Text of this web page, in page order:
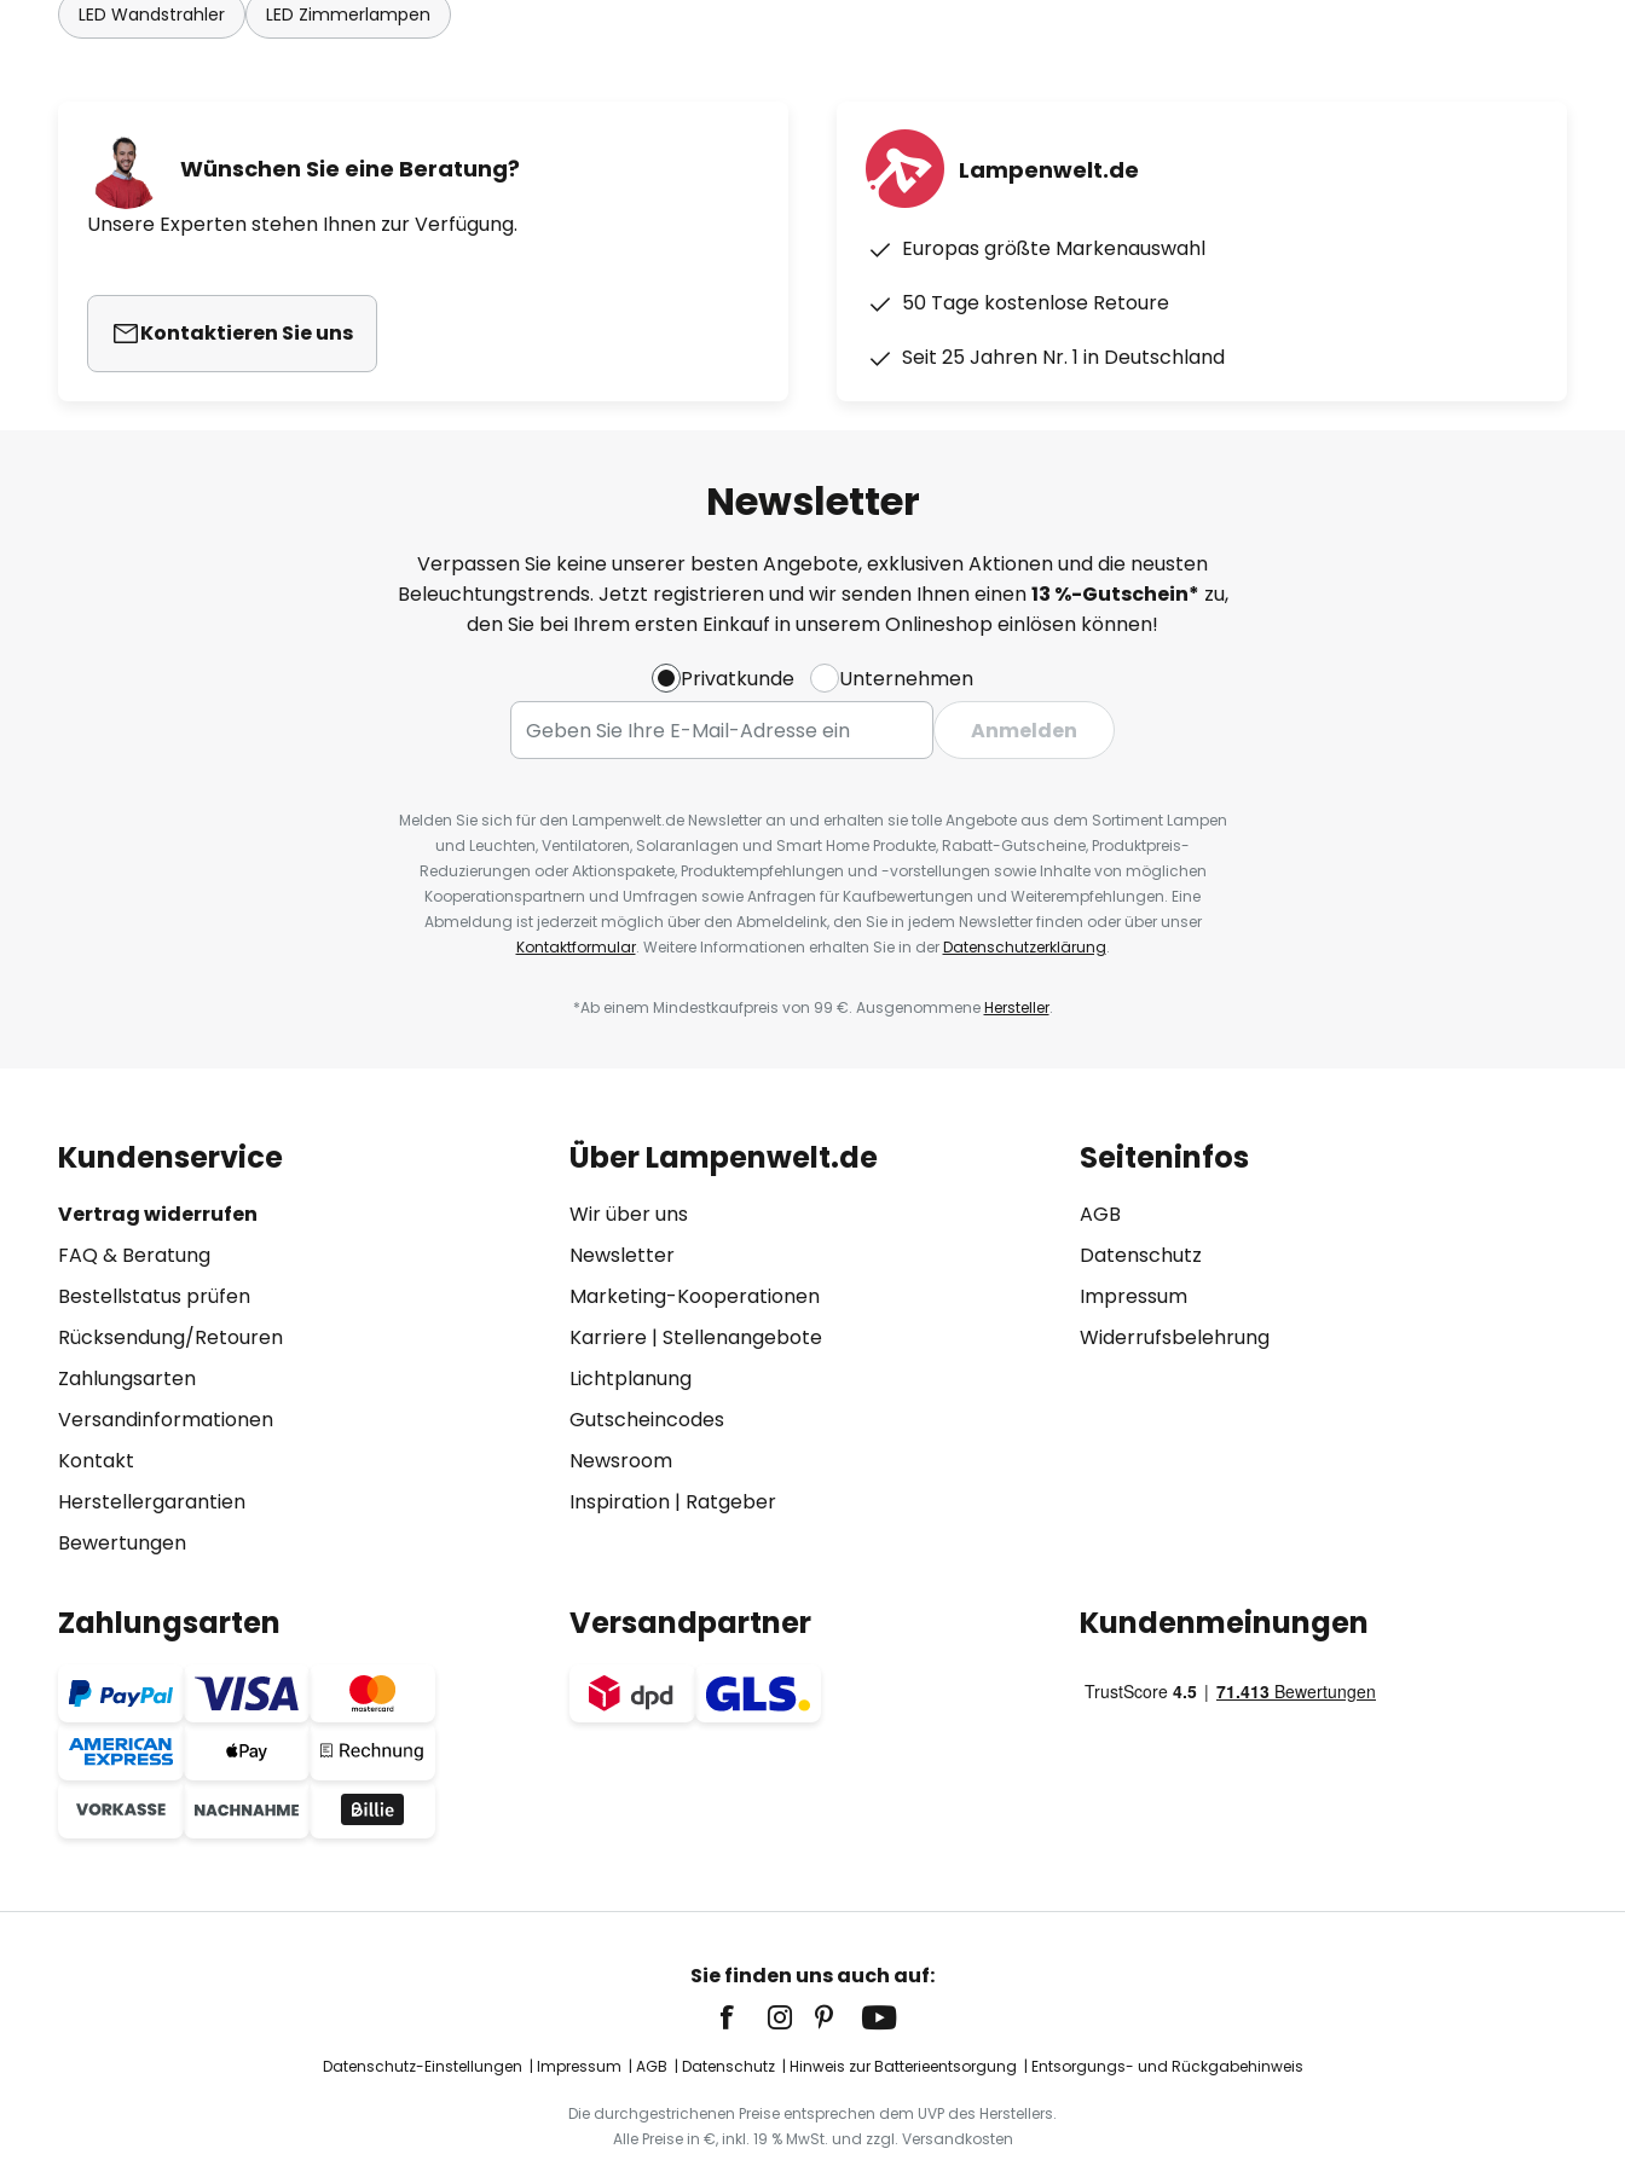
LED Wandstrahler LED Zimmerlampen
Wünschen Sie eine Beratung?
Unsere Experten stehen Ihnen zur Verfügung.
Kontaktieren Sie uns
Lampenwelt.de
Europas größte Markenauswahl
50 Tage kostenlose Retoure
Seit 25 Jahren Nr. 1 in Deutschland
Newsletter
Verpassen Sie keine unserer besten Angebote, exklusiven Aktionen und die neusten
Beleuchtungstrends. Jetzt registrieren und wir senden Ihnen einen13 %-Gutschein* zu,
den Sie bei Ihrem ersten Einkauf in unserem Onlineshop einlösen können!
Privatkunde
Unternehmen
Anmelden
Melden Sie sich für den Lampenwelt.de Newsletter an und erhalten sie tolle Angebote aus dem Sortiment Lampen
und Leuchten, Ventilatoren, Solaranlagen und Smart Home Produkte, Rabatt-Gutscheine, Produktpreis-
Reduzierungen oder Aktionspakete, Produktempfehlungen und -vorstellungen sowie Inhalte von möglichen
Kooperationspartnern und Umfragen sowie Anfragen für Kaufbewertungen und Weiterempfehlungen. Eine
Abmeldung ist jederzeit möglich über den Abmeldelink, den Sie in jedem Newsletter finden oder über unser
Kontaktformular. Weitere Informationen erhalten Sie in derDatenschutzerklärung.
*Ab einem Mindestkaufpreis von 99 €. AusgenommeneHersteller.
Kundenservice
Vertrag widerrufen
FAQ & Beratung
Bestellstatus prüfen
Rücksendung/Retouren
Zahlungsarten
Versandinformationen
Kontakt
Herstellergarantien
Bewertungen
Über Lampenwelt.de
Wir über uns
Newsletter
Marketing-Kooperationen
Karriere| Stellenangebote
Lichtplanung
Gutscheincodes
Newsroom
Inspiration| Ratgeber
Seiteninfos
AGB
Datenschutz
Impressum
Widerrufsbelehrung
Zahlungsarten Versandpartner Kundenmeinungen
Sie finden uns auch auf:
Datenschutz-Einstellungen Impressum AGB Datenschutz Hinweis zur Batterieentsorgung Entsorgungs- und Rückgabehinweis
Die durchgestrichenen Preise entsprechen dem UVP des Herstellers.
Alle Preise in €, inkl. 19 % MwSt. und zzgl. Versandkosten